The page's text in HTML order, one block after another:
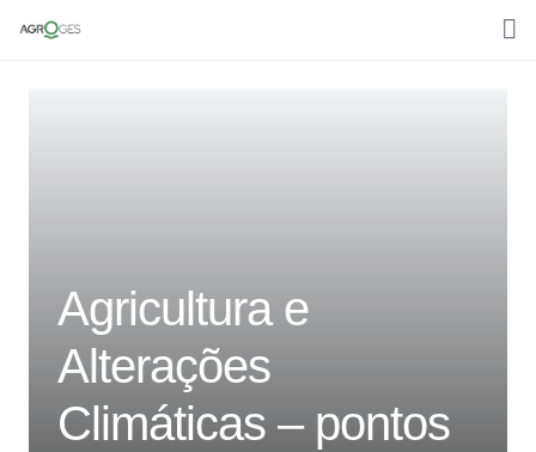
Clientes
Contactos
Português
Agricultura e
Alterações
Climáticas – pontos